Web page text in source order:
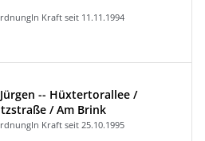
In Kraft seit 11.11.1994
-- Hüxtertorallee /
/ Am Brink
In Kraft seit 25.10.1995